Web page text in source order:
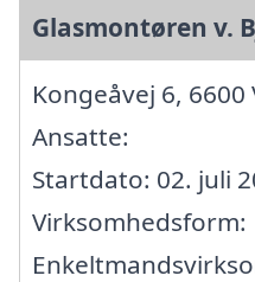
Glasmontøren v.
Kongeåvej 6, 6600
Ansatte:
Startdato: 02. juli
Virksomhedsform: